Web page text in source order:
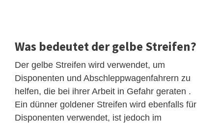
Was bedeutet der gelbe Streifen?
Der gelbe Streifen wird verwendet, um
Disponenten und Abschleppwagenfahrern zu
helfen, die bei ihrer Arbeit in Gefahr geraten .
Ein dünner goldener Streifen wird ebenfalls für
Disponenten verwendet, ist jedoch im